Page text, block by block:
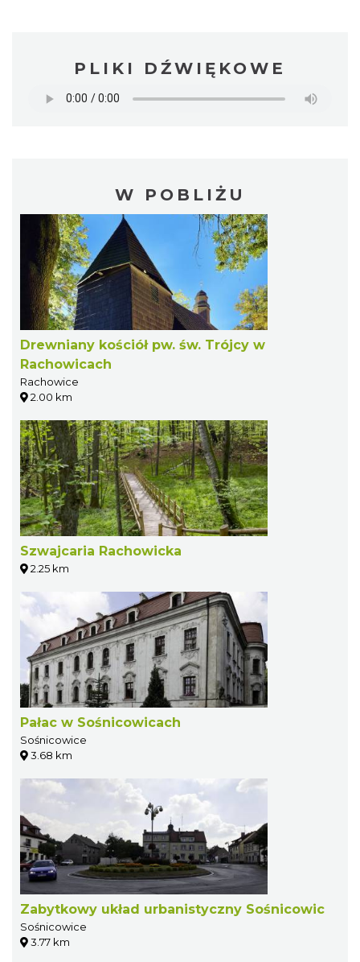
PLIKI DŹWIĘKOWE
W POBLIŻU
Drewniany kościół pw. św. Trójcy w
Rachowicach
Rachowice
2.00 km
Szwajcaria Rachowicka
2.25 km
Pałac w Sośnicowicach
Sośnicowice
3.68 km
Zabytkowy układ urbanistyczny Sośnicowic
Sośnicowice
3.77 km